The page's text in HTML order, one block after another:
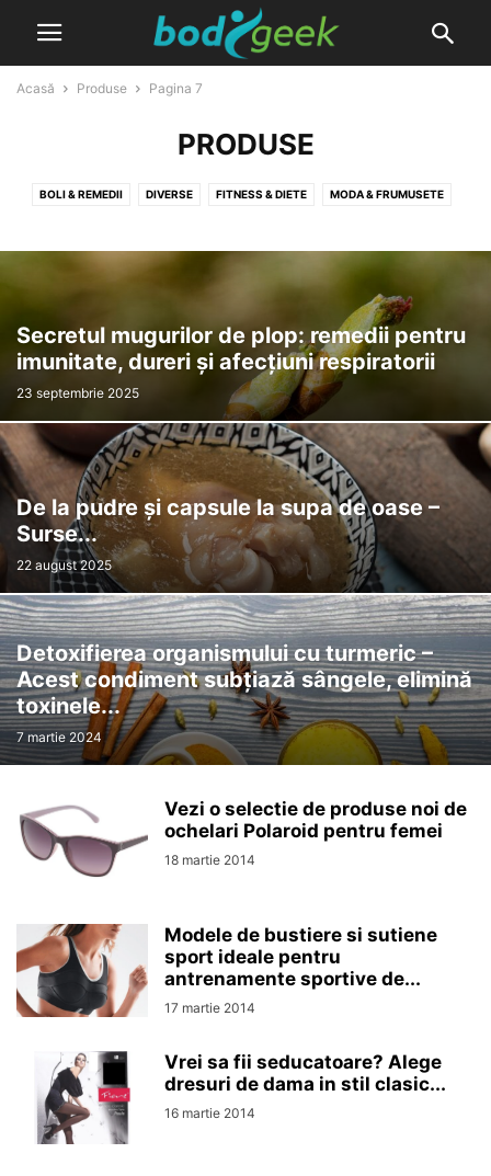
Acasă Produse Pagina 7
PRODUSE
BOLI & REMEDII DIVERSE FITNESS & DIETE MODA & FRUMUSETE
Secretul mugurilor de plop: remedii pentru
imunitate, dureri și afecțiuni respiratorii
23 septembrie 2025
De la pudre și capsule la supa de oase –
Surse...
22 august 2025
Detoxifierea organismului cu turmeric –
Acest condiment subțiază sângele, elimină
toxinele...
7 martie 2024
Vezi o selectie de produse noi de
ochelari Polaroid pentru femei
18 martie 2014
Modele de bustiere si sutiene
sport ideale pentru
antrenamente sportive de...
17 martie 2014
Vrei sa fii seducatoare? Alege
dresuri de dama in stil clasic...
16 martie 2014